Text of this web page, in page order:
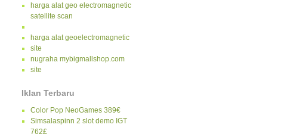
harga alat geo electromagnetic
satellite scan
harga alat geoelectromagnetic
site
nugraha mybigmallshop.com
site
Iklan Terbaru
Color Pop NeoGames 389€
Simsalaspinn 2 slot demo IGT
762£